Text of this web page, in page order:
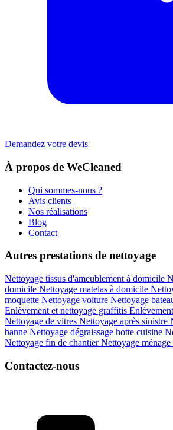
Demandez votre devis
À propos de WeCleaned
Qui sommes-nous ?
Avis clients
Nos réalisations
Blog
Contact
Autres prestations de nettoyage
Nettoyage tissus d'ameublement à domicile
domicile Nettoyage matelas à domicile
moquette Nettoyage voiture Nettoyage
Enlèvement et nettoyage graffitis
Nettoyage de vitres Nettoyage après sinistre
banne Nettoyage dégraissage hotte cuisine
Nettoyage fin de chantierNettoyage
Contactez-nous